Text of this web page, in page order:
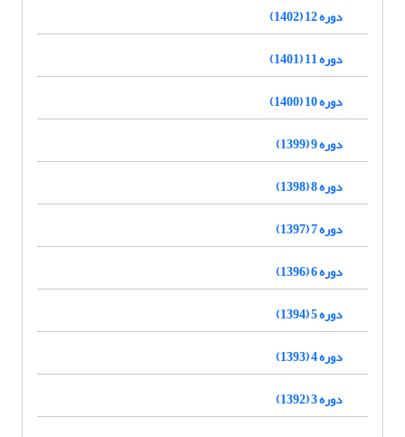
دوره 12 (1402)
دوره 11 (1401)
دوره 10 (1400)
دوره 9 (1399)
دوره 8 (1398)
دوره 7 (1397)
دوره 6 (1396)
دوره 5 (1394)
دوره 4 (1393)
دوره 3 (1392)